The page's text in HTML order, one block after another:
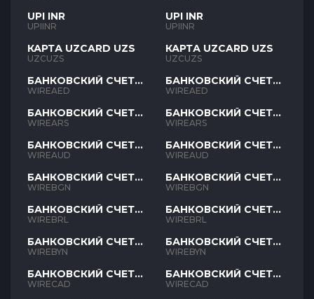
UPI INR
UPIINR
КАРТА UZCARD UZS
UZCUZS
БАНКОВСКИЙ СЧЕТ
AED
WIREAED
БАНКОВСКИЙ СЧЕТ
ARS
WIREARS
БАНКОВСКИЙ СЧЕТ
AUD
WIREAUD
БАНКОВСКИЙ СЧЕТ
BGN
WIREBGN
БАНКОВСКИЙ СЧЕТ
BRL
WIREBRL
БАНКОВСКИЙ СЧЕТ
BYN
WIREBYN
БАНКОВСКИЙ СЧЕТ
CAD
WIRECAD
UPI INR
UPIINR
КАРТА UZCARD UZS
UZCUZS
БАНКОВСКИЙ СЧЕТ
AED
WIREAED
БАНКОВСКИЙ СЧЕТ
ARS
WIREARS
БАНКОВСКИЙ СЧЕТ
AUD
WIREAUD
БАНКОВСКИЙ СЧЕТ
BGN
WIREBGN
БАНКОВСКИЙ СЧЕТ
BRL
WIREBRL
БАНКОВСКИЙ СЧЕТ
BYN
WIREBYN
БАНКОВСКИЙ СЧЕТ
CAD
WIRECAD